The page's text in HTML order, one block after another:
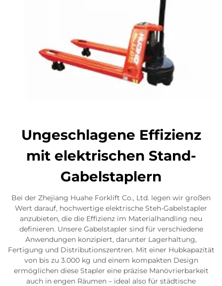
Ungeschlagene Effizienz
mit elektrischen Stand-
Gabelstaplern
Bei der Zhejiang Huahe Forklift Co., Ltd. legen wir großen
Wert darauf, hochwertige elektrische Steh-Gabelstapler
anzubieten, die die Effizienz im Materialhandling neu
definieren. Unsere Gabelstapler sind für verschiedene
Anwendungen konzipiert, darunter Lagerhaltung,
Fertigung und Distributionszentren. Mit einer Hubkapazität
von bis zu 3.000 kg und einem kompakten Design
ermöglichen diese Stapler eine präzise Manövrierbarkeit
auch in engen Räumen – ideal also für städtische